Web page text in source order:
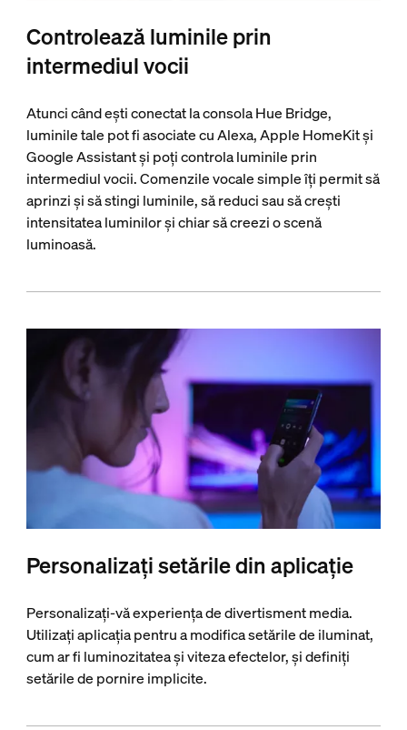
Controlează luminile prin
intermediul vocii
Atunci când ești conectat la consola Hue Bridge,
luminile tale pot fi asociate cu Alexa, Apple HomeKit și
Google Assistant și poți controla luminile prin
intermediul vocii. Comenzile vocale simple îți permit să
aprinzi și să stingi luminile, să reduci sau să crești
intensitatea luminilor și chiar să creezi o scenă
luminoasă.
Personalizați setările din aplicație
Personalizați-vă experiența de divertisment media.
Utilizați aplicația pentru a modifica setările de iluminat,
cum ar fi luminozitatea și viteza efectelor, și definiți
setările de pornire implicite.